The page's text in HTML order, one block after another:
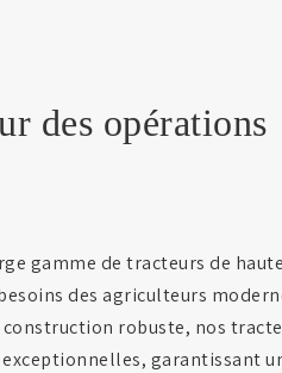
des opérations
gamme de tracteurs de haute
des agriculteurs
robuste, nos
garantissant